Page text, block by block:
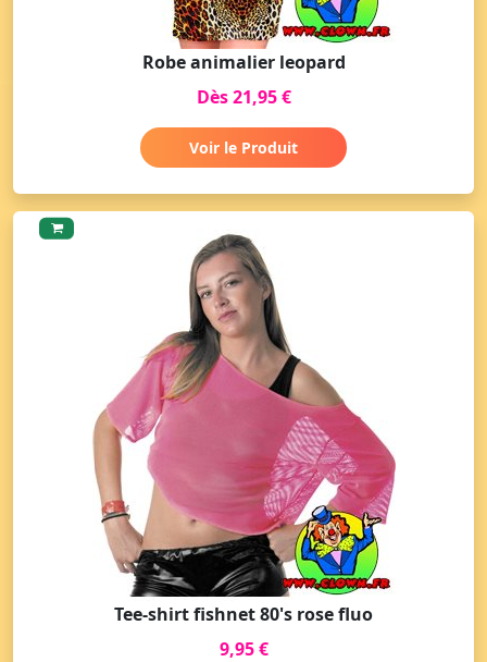
Robe animalier leopard
Dès 21,95 €
Voir le Produit
Tee-shirt fishnet 80's rose fluo
9,95 €